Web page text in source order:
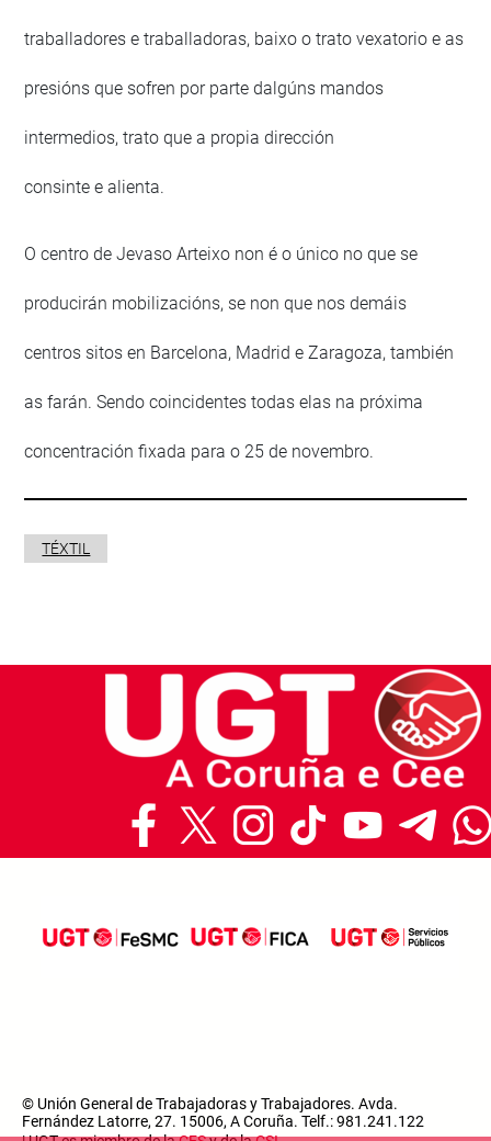
traballadores e traballadoras, baixo o trato vexatorio e as
presións que sofren por parte dalgúns mandos
intermedios, trato que a propia dirección
consinte e alienta.
O centro de Jevaso Arteixo non é o único no que se
producirán mobilizacións, se non que nos demáis
centros sitos en Barcelona, Madrid e Zaragoza, también
as farán. Sendo coincidentes todas elas na próxima
concentración fixada para o 25 de novembro.
TÉXTIL
© Unión General de Trabajadoras y Trabajadores. Avda.
Fernández Latorre, 27. 15006, A Coruña. Telf.: 981.241.122